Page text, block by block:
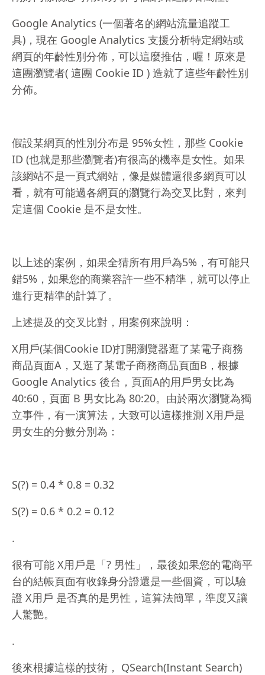
Google Analytics (一個著名的網站流量追蹤工
具)，現在 Google Analytics 支援分析特定網站或
網頁的年齡性別分佈，可以這麼推估，喔！原來是
這團瀏覽者( 這團 Cookie ID ) 造就了這些年齡性別
分佈。
假設某網頁的性別分布是 95%女性，那些 Cookie
ID (也就是那些瀏覽者)有很高的機率是女性。如果
該網站不是一頁式網站，像是媒體還很多網頁可以
看，就有可能過各網頁的瀏覽行為交叉比對，來判
定這個 Cookie 是不是女性。
以上述的案例，如果全猜所有用戶為5%，有可能只
錯5%，如果您的商業容許一些不精準，就可以停止
進行更精準的計算了。
上述提及的交叉比對，用案例來說明：
X用戶(某個Cookie ID)打開瀏覽器逛了某電子商務
商品頁面A，又逛了某電子商務商品頁面B，根據
Google Analytics 後台，頁面A的用戶男女比為
40:60，頁面 B 男女比為 80:20。由於兩次瀏覽為獨
立事件，有一演算法，大致可以這樣推測 X用戶是
男女生的分數分別為：
S(?) = 0.4 * 0.8 = 0.32
S(?) = 0.6 * 0.2 = 0.12
.
很有可能 X用戶是「? 男性」，最後如果您的電商平
台的結帳頁面有收錄身分證還是一些個資，可以驗
證 X用戶 是否真的是男性，這算法簡單，準度又讓
人驚艷。
.
後來根據這樣的技術， QSearch(Instant Search)